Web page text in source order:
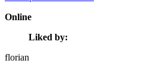
Online
Liked by:
florian